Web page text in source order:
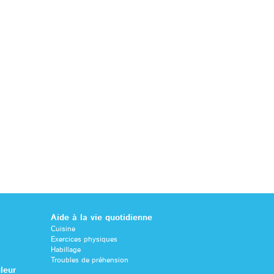
Aide à la vie quotidienne
Cuisine
Exercices physiques
Habillage
Troubles de préhension